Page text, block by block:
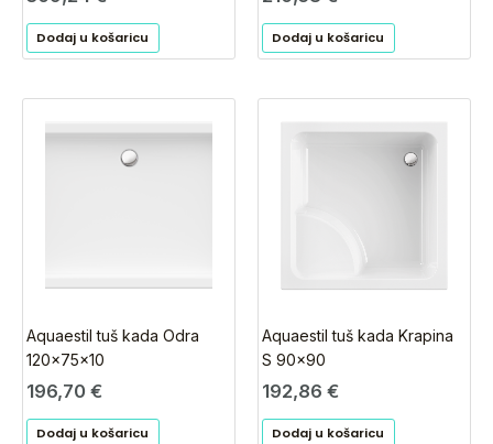
Dodaj u košaricu Dodaj u košaricu
Aquaestil tuš kada Odra
120x75x10
196,70 €
Dodaj u košaricu
Aquaestil tuš kada Krapina
S 90×90
192,86 €
Dodaj u košaricu